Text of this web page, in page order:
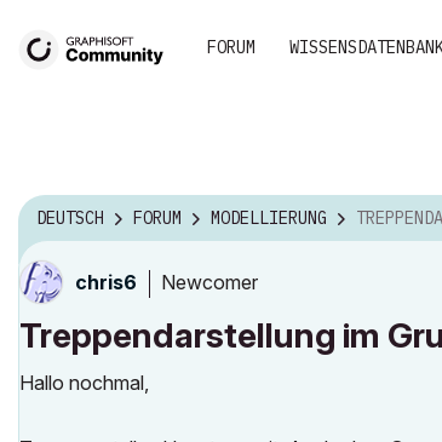
FORUM
DEUTSCH FORUM MODELLIERUNG TREPPENDARSTELLUNG
chris6 Newcomer
Treppendarstellung im
Hallo nochmal,